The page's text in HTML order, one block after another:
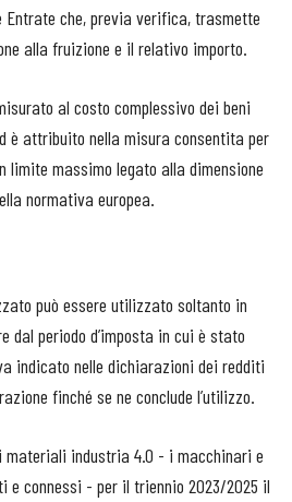
Entrate che, previa verifica, trasmette
alla fruizione e il relativo importo.
al costo complessivo dei beni
è attribuito nella misura consentita per
limite massimo legato alla dimensione
normativa europea.
può essere utilizzato soltanto in
dal periodo d’imposta in cui è stato
indicato nelle dichiarazioni dei redditi
finché se ne conclude l’utilizzo.
materiali industria 4.0 - i macchinari e
connessi - per il triennio 2023/2025 il